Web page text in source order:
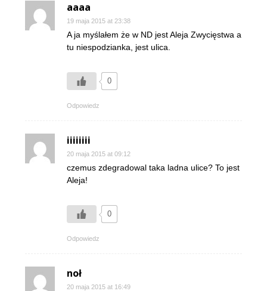
aaaa
19 maja 2015 at 23:38
A ja myślałem że w ND jest Aleja Zwycięstwa a
tu niespodzianka, jest ulica.
0
Odpowiedz
iiiiiiii
20 maja 2015 at 09:12
czemus zdegradowal taka ladna ulice? To jest
Aleja!
0
Odpowiedz
noł
20 maja 2015 at 16:49